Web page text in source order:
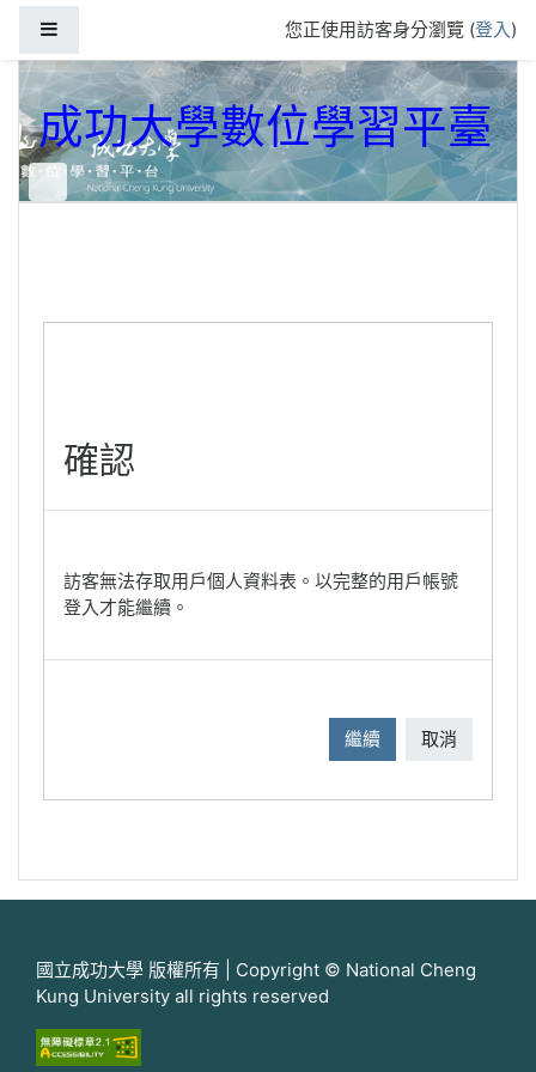
您正使用訪客身分瀏覽 (登入)
成功大學數位學習平臺
確認
訪客無法存取用戶個人資料表。以完整的用戶帳號
登入才能繼續。
繼續 取消
國立成功大學 版權所有 | Copyright © National Cheng
Kung University all rights reserved